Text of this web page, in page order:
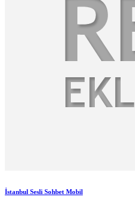
İstanbul Sesli Sohbet Mobil